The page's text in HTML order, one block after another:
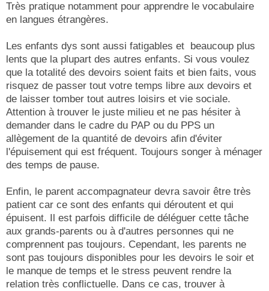
Très pratique notamment pour apprendre le vocabulaire
en langues étrangères.
Les enfants dys sont aussi fatigables et beaucoup plus
lents que la plupart des autres enfants. Si vous voulez
que la totalité des devoirs soient faits et bien faits, vous
risquez de passer tout votre temps libre aux devoirs et
de laisser tomber tout autres loisirs et vie sociale.
Attention à trouver le juste milieu et ne pas hésiter à
demander dans le cadre du PAP ou du PPS un
allègement de la quantité de devoirs afin d'éviter
l'épuisement qui est fréquent. Toujours songer à ménager
des temps de pause.
Enfin, le parent accompagnateur devra savoir être très
patient car ce sont des enfants qui déroutent et qui
épuisent. Il est parfois difficile de déléguer cette tâche
aux grands-parents ou à d'autres personnes qui ne
comprennent pas toujours. Cependant, les parents ne
sont pas toujours disponibles pour les devoirs le soir et
le manque de temps et le stress peuvent rendre la
relation très conflictuelle. Dans ce cas, trouver à